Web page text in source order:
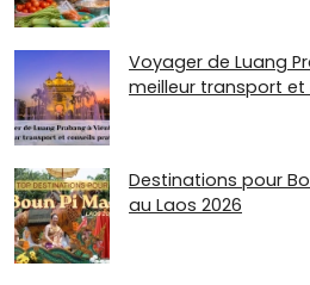
Voyager de Luang
meilleur transport
Destinations pour
au Laos 2026